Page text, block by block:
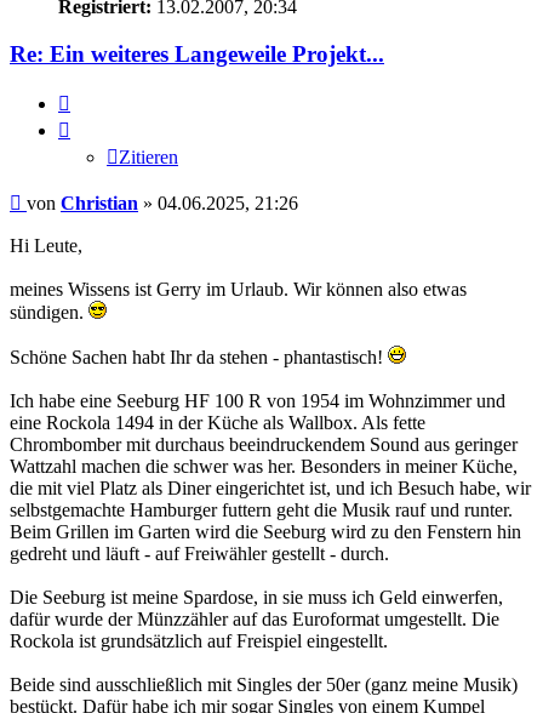
Registriert: 13.02.2007, 20:34
Re: Ein weiteres Langeweile Projekt...
Zitieren
Beitrag
von Christian » 04.06.2025, 21:26
Hi Leute,
meines Wissens ist Gerry im Urlaub. Wir können also etwas
sündigen.
Schöne Sachen habt Ihr da stehen - phantastisch!
Ich habe eine Seeburg HF 100 R von 1954 im Wohnzimmer und
eine Rockola 1494 in der Küche als Wallbox. Als fette
Chrombomber mit durchaus beeindruckendem Sound aus geringer
Wattzahl machen die schwer was her. Besonders in meiner Küche,
die mit viel Platz als Diner eingerichtet ist, und ich Besuch habe, wir
selbstgemachte Hamburger futtern geht die Musik rauf und runter.
Beim Grillen im Garten wird die Seeburg wird zu den Fenstern hin
gedreht und läuft - auf Freiwähler gestellt - durch.
Die Seeburg ist meine Spardose, in sie muss ich Geld einwerfen,
dafür wurde der Münzzähler auf das Euroformat umgestellt. Die
Rockola ist grundsätzlich auf Freispiel eingestellt.
Beide sind ausschließlich mit Singles der 50er (ganz meine Musik)
bestückt. Dafür habe ich mir sogar Singles von einem Kumpel